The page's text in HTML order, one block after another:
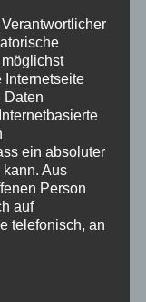
Internetseite
Daten
ein absoluter
Aus
Person
auf
telefonisch, an